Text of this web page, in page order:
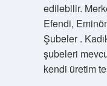
edilebilir.
Efendi,
Şubeler .
şubeleri
kendi üretim